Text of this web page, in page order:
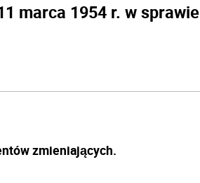
marca 1954 r. w
zmieniających.